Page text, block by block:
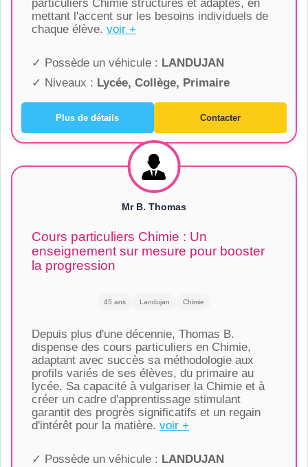
particuliers Chimie structurés et adaptés, en
mettant l'accent sur les besoins individuels de
chaque élève. voir +
✓ Possède un véhicule : LANDUJAN
✓ Niveaux : Lycée, Collège, Primaire
Plus de détails Contacter
Mr B. Thomas
Cours particuliers Chimie : Un
enseignement sur mesure pour booster
la progression
45 ans Landujan Chimie
Depuis plus d'une décennie, Thomas B.
dispense des cours particuliers en Chimie,
adaptant avec succès sa méthodologie aux
profils variés de ses élèves, du primaire au
lycée. Sa capacité à vulgariser la Chimie et à
créer un cadre d'apprentissage stimulant
garantit des progrès significatifs et un regain
d'intérêt pour la matière. voir +
✓ Possède un véhicule : LANDUJAN